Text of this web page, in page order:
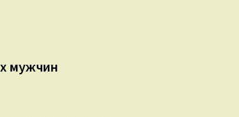
мужчин